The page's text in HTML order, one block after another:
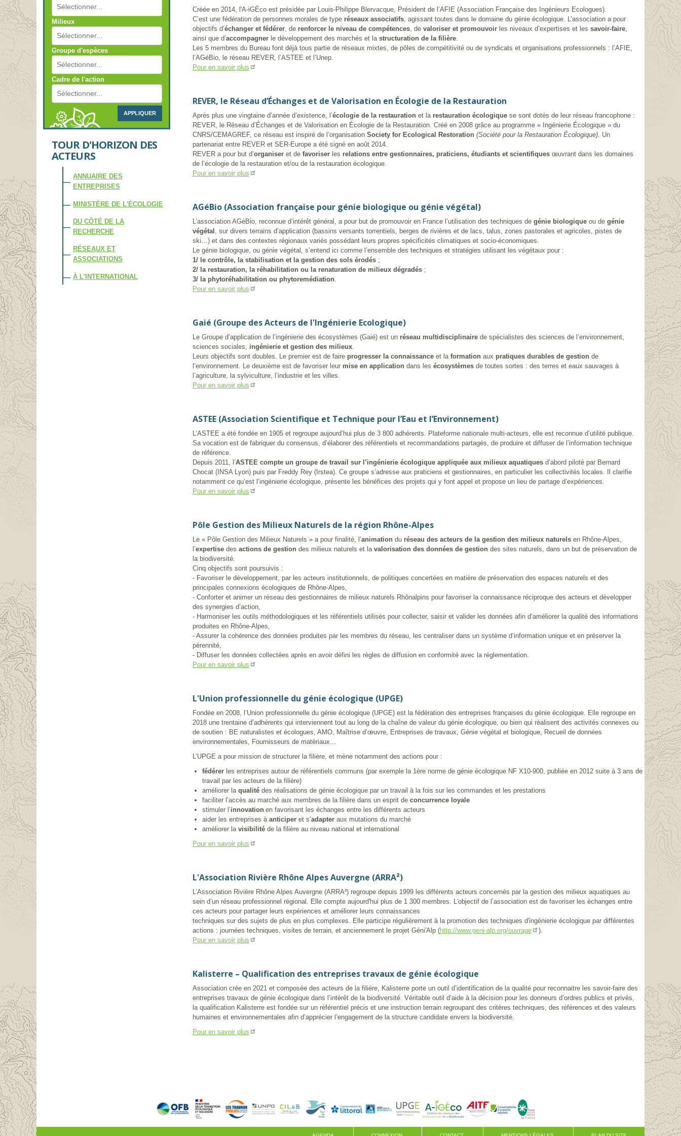
Milieux
Groupe d'espèces
Cadre de l'action
APPLIQUER
TOUR D'HORIZON DES
ACTEURS
ANNUAIRE DES
ENTREPRISES
MINISTÈRE DE L'ÉCOLOGIE
DU CÔTÉ DE LA
RECHERCHE
RÉSEAUX ET
ASSOCIATIONS
À L'INTERNATIONAL
Créée en 2014, l'A-iGÉco est présidée par Louis-Philippe Blervacque, Président de l’AFIE (Association Française des Ingénieurs Ecologues).
C’est une fédération de personnes morales de type réseaux associatifs, agissant toutes dans le domaine du génie écologique. L’association a pour
objectifs d’échanger et fédérer, derenforcer le niveau de compétences, de valoriser et promouvoir les niveaux d’expertises et les savoir-faire,
ainsi que d’accompagner le développement des marchés et la structuration de la filière.
Les 5 membres du Bureau font déjà tous partie de réseaux mixtes, de pôles de compétitivité ou de syndicats et organisations professionnels : l’AFIE,
l’AGéBio, le réseau REVER, l’ASTEE et l’Unep.
Pour en savoir plus
REVER, le Réseau d’Échanges et de Valorisation en Écologie de la Restauration
Après plus une vingtaine d’année d’existence, l’écologie de la restaurationet la restauration écologiquese sont dotés de leur réseau francophone :
REVER, le Réseau d’Échanges et de Valorisation en Écologie de la Restauration. Créé en 2008 grâce au programme « Ingénierie Écologique » du
CNRS/CEMAGREF, ce réseau est inspiré de l’organisation Society for Ecological Restoration (Société pour la Restauration Écologique). Un
partenariat entre REVER et SER-Europe a été signé en août 2014.
REVER a pour but d’organiser et defavoriserles relations entre gestionnaires, praticiens, étudiants et scientifiquesœuvrant dans les domaines
de l’écologie de la restauration et/ou de la restauration écologique.
Pour en savoir plus
AGéBio (Association française pour génie biologique ou génie végétal)
L’association AGéBio, reconnue d’intérêt général, a pour but de promouvoir en France l’utilisation des techniques de génie biologiqueou de génie
végétal , sur divers terrains d’application (bassins versants torrentiels, berges de rivières et de lacs, talus, zones pastorales et agricoles, pistes de
ski…) et dans des contextes régionaux variés possédant leurs propres spécificités climatiques et socio-économiques.
Le génie biologique, ou génie végétal, s’entend ici comme l’ensemble des techniques et stratégies utilisant les végétaux pour :
1/ le contrôle, la stabilisation et la gestion des sols érodés;
2/ la restauration, la réhabilitation ou la renaturation de milieux dégradés;
3/ la phytoréhabilitation ou phytoremédiation.
Pour en savoir plus
Gaié (Groupe des Acteurs de l'Ingénierie Ecologique)
Le Groupe d’application de l’ingénierie des écosystèmes (Gaié) est un réseau multidisciplinairede spécialistes des sciences de l’environnement,
sciences sociales,
ingénierie et gestion des milieux.
Leurs objectifs sont doubles. Le premier est de faire progresser la connaissance et la formationaux pratiques durables de gestionde
l’environnement. Le deuxième est de favoriser leur mise en applicationdans les écosystèmesde toutes sortes : des terres et eaux sauvages à
l’agriculture, la sylviculture, l’industrie et les villes.
Pour en savoir plus
ASTEE (Association Scientifique et Technique pour l’Eau et l’Environnement)
L’ASTEE a été fondée en 1905 et regroupe aujourd’hui plus de 3 800 adhérents. Plateforme nationale multi-acteurs, elle est reconnue d’utilité publique.
Sa vocation est de fabriquer du consensus, d’élaborer des référentiels et recommandations partagés, de produire et diffuser de l’information technique
de référence.
Depuis 2011, l’ASTEE compte un groupe de travail sur l’ingénierie écologique appliquée aux milieux aquatiquesd’abord piloté par Bernard
Chocat (INSA Lyon) puis par Freddy Rey (Irstea). Ce groupe s’adresse aux praticiens et gestionnaires, en particulier les collectivités locales. Il clarifie
notamment ce qu’est l’ingénierie écologique, présente les bénéfices des projets qui y font appel et propose un lieu de partage d’expériences.
Pour en savoir plus
Pôle Gestion des Milieux Naturels de la région Rhône-Alpes
Le « Pôle Gestion des Milieux Naturels » a pour finalité, l’animationdu réseau des acteurs de la gestion des milieux naturelsen Rhône-Alpes,
l’expertisedes actions de gestiondes milieux naturels et la valorisation des données de gestiondes sites naturels, dans un but de préservation de
la biodiversité.
Cinq objectifs sont poursuivis :
- Favoriser le développement, par les acteurs institutionnels, de politiques concertées en matière de préservation des espaces naturels et des
principales connexions écologiques de Rhône-Alpes,
- Conforter et animer un réseau des gestionnaires de milieux naturels Rhônalpins pour favoriser la connaissance réciproque des acteurs et développer
des synergies d’action,
- Harmoniser les outils méthodologiques et les référentiels utilisés pour collecter, saisir et valider les données afin d’améliorer la qualité des informations
produites en Rhône-Alpes,
- Assurer la cohérence des données produites par les membres du réseau, les centraliser dans un système d’information unique et en préserver la
pérennité,
- Diffuser les données collectées après en avoir défini les règles de diffusion en conformité avec la réglementation.
Pour en savoir plus
L'Union professionnelle du génie écologique (UPGE)
Fondée en 2008, l’Union professionnelle du génie écologique (UPGE) est la fédération des entreprises françaises du génie écologique. Elle regroupe en
2018 une trentaine d’adhérents qui interviennent tout au long de la chaîne de valeur du génie écologique, ou bien qui réalisent des activités connexes ou
de soutien : BE naturalistes et écologues, AMO, Maîtrise d’œuvre, Entreprises de travaux, Génie végétal et biologique, Recueil de données
environnementales, Fournisseurs de matériaux...
L’UPGE a pour mission de structurer la filière, et mène notamment des actions pour :
fédérer les entreprises autour de référentiels communs (par exemple la 1ère norme de génie écologique NF X10-900, publiée en 2012 suite à 3 ans de
travail par les acteurs de la filière)
améliorer laqualitédes réalisations de génie écologique par un travail à la fois sur les commandes et les prestations
faciliter l’accès au marché aux membres de la filière dans un esprit deconcurrence loyale
stimuler l’innovationen favorisant les échanges entre les différents acteurs
aider les entreprises àanticiperet s’adapteraux mutations du marché
améliorer lavisibilitéde la filière au niveau national et international
Pour en savoir plus
L'Association Rivière Rhône Alpes Auvergne (ARRA²)
L’Association Rivière Rhône Alpes Auvergne (ARRA²) regroupe depuis 1999 les différents acteurs concernés par la gestion des milieux aquatiques au
sein d’un réseau professionnel régional. Elle compte aujourd'hui plus de 1 300 membres. L'objectif de l’association est de favoriser les échanges entre
ces acteurs pour partager leurs expériences et améliorer leurs connaissances
techniques sur des sujets de plus en plus complexes. Elle participe régulièrement à la promotion des techniques d'ingénierie écologique par différentes
actions : journées techniques, visites de terrain, et anciennement le projet Géni'Alp (http://www.geni-alp.org/ouvrage ).
Pour en savoir plus
Kalisterre – Qualification des entreprises travaux de génie écologique
Association crée en 2021 et composée des acteurs de la filière, Kalisterre porte un outil d’identification de la qualité pour reconnaitre les savoir-faire des
entreprises travaux de génie écologique dans l’intérêt de la biodiversité. Véritable outil d’aide à la décision pour les donneurs d’ordres publics et privés,
la qualification Kalisterre est fondée sur un référentiel précis et une instruction terrain regroupant des critères techniques, des références et des valeurs
humaines et environnementales afin d’apprécier l’engagement de la structure candidate envers la biodiversité.
Pour en savoir plus